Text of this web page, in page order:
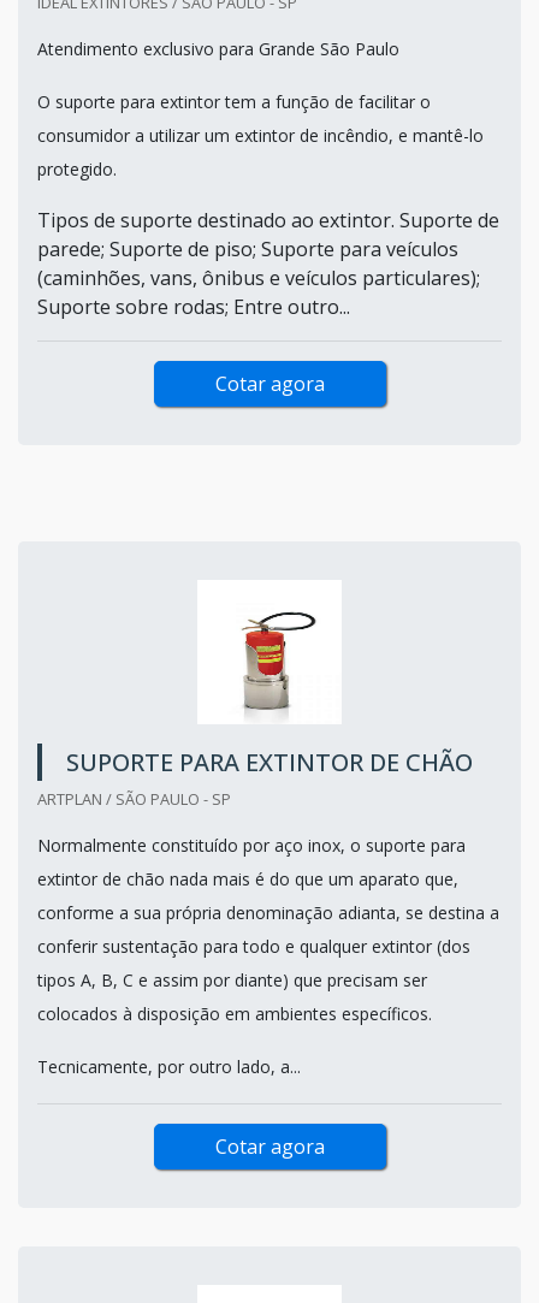
Atendimento exclusivo para Grande São Paulo
O suporte para extintor tem a função de facilitar o
consumidor a utilizar um extintor de incêndio, e mantê-lo
protegido.
Tipos de suporte destinado ao extintor. Suporte de
parede; Suporte de piso; Suporte para veículos
(caminhões, vans, ônibus e veículos particulares);
Suporte sobre rodas; Entre outro...
Cotar agora
SUPORTE PARA EXTINTOR DE CHÃO
ARTPLAN / SÃO PAULO - SP
Normalmente constituído por aço inox, o suporte para
extintor de chão nada mais é do que um aparato que,
conforme a sua própria denominação adianta, se destina a
conferir sustentação para todo e qualquer extintor (dos
tipos A, B, C e assim por diante) que precisam ser
colocados à disposição em ambientes específicos.
Tecnicamente, por outro lado, a...
Cotar agora